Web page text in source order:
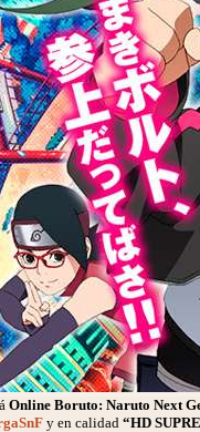
Online Boruto: Naruto Next
y en calidad “HD